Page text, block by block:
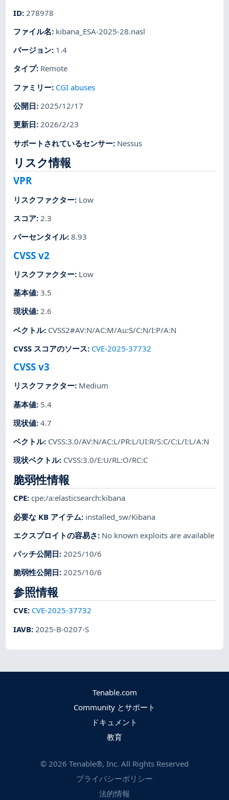
ID: 278978
ファイル名: kibana_ESA-2025-28.nasl
バージョン: 1.4
タイプ: Remote
ファミリー: CGI abuses
公開日:2025/12/17
更新日:2026/2/23
サポートされているセンサー: Nessus
リスク情報
VPR
リスクファクター: Low
スコア:2.3
パーセンタイル:8.93
CVSS v2
リスクファクター: Low
基本値:3.5
現状値:2.6
ベクトル: CVSS2#AV:N/AC:M/Au:S/C:N/I:P/A:N
CVSS スコアのソース: CVE-2025-37732
CVSS v3
リスクファクター: Medium
基本値: 5.4
現状値:4.7
ベクトル: CVSS:3.0/AV:N/AC:L/PR:L/UI:R/S:C/C:L/I:L/A:N
現状ベクトル: CVSS:3.0/E:U/RL:O/RC:C
脆弱性情報
CPE:cpe:/a:elasticsearch:kibana
必要な KB アイテム: installed_sw/Kibana
エクスプロイトの容易さ: No known exploits are available
パッチ公開日:2025/10/6
脆弱性公開日:2025/10/6
参照情報
CVE: CVE-2025-37732
IAVB: 2025-B-0207-S
Tenable.com
Community とサポート
ドキュメント
教育
© 2026 Tenable®, Inc. All Rights Reserved
プライバシーポリシー
法的情報